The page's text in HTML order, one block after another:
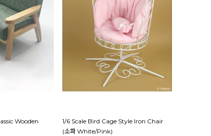
Wooden
1/6 Scale Bird Cage Style Iron Chair
(소파 White/Pink)